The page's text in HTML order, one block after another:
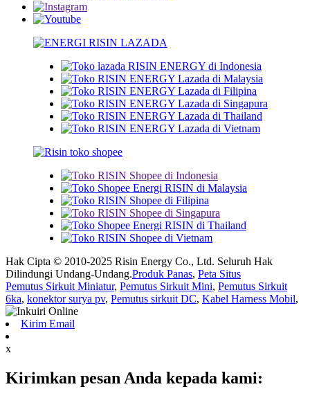
Hak Cipta © 2010-2025 Risin Energy Co., Ltd. Seluruh Hak
Dilindungi Undang-Undang.Produk Panas, Peta Situs
Pemutus Sirkuit Miniatur, Pemutus Sirkuit Mini, Pemutus Sirkuit
6ka, konektor surya pv, Pemutus sirkuit DC, Kabel Harness Mobil,
Kirim Email
x
Kirimkan pesan Anda kepada kami: